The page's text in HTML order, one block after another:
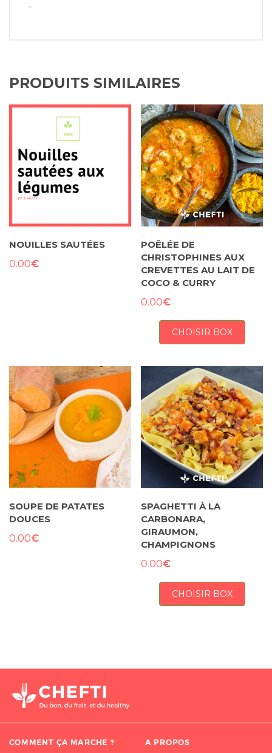
–
PRODUITS SIMILAIRES
NOUILLES SAUTÉES
0.00€
POÊLÉE DE
CHRISTOPHINES AUX
CREVETTES AU LAIT DE
COCO & CURRY
0.00€
CHOISIR BOX
SOUPE DE PATATES
DOUCES
0.00€
SPAGHETTI À LA
CARBONARA,
GIRAUMON,
CHAMPIGNONS
0.00€
CHOISIR BOX
COMMENT ÇA MARCHE ? A PROPOS